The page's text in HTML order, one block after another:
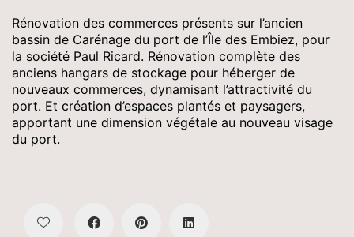
Rénovation des commerces présents sur l’ancien
bassin de Carénage du port de l’Île des Embiez, pour
la société Paul Ricard. Rénovation complète des
anciens hangars de stockage pour héberger de
nouveaux commerces, dynamisant l’attractivité du
port. Et création d’espaces plantés et paysagers,
apportant une dimension végétale au nouveau visage
du port.